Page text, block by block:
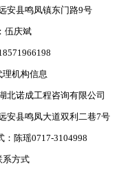
县鸣凤镇东门路9号
庆斌
机构信息
诺成工程咨询有限公司
县鸣凤大道双利二巷7号
陈瑶0717-3104998
方式